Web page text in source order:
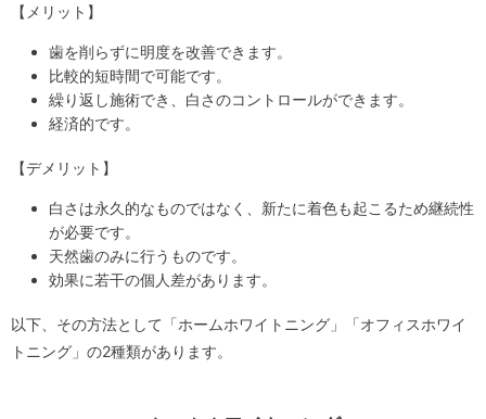
【メリット】
歯を削らずに明度を改善できます。
比較的短時間で可能です。
繰り返し施術でき、白さのコントロールができます。
経済的です。
【デメリット】
白さは永久的なものではなく、新たに着色も起こるため継続性
が必要です。
天然歯のみに行うものです。
効果に若干の個人差があります。
以下、その方法として「ホームホワイトニング」「オフィスホワイ
トニング」の2種類があります。